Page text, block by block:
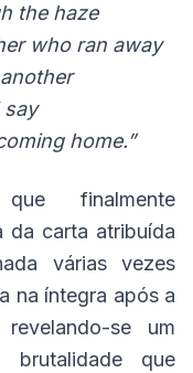
the haze
who ran away
say
home.”
finalmente
da carta atribuída
várias vezes
na íntegra após a
se um
brutalidade que